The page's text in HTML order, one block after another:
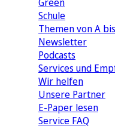
Schule
Themen von A
Newsletter
Podcasts
Services und
Wir helfen
Unsere Partner
E-Paper lesen
Service FAQ